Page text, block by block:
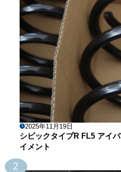
2025年11月19日
シビックタイプR FL5 アイ
イメント
2